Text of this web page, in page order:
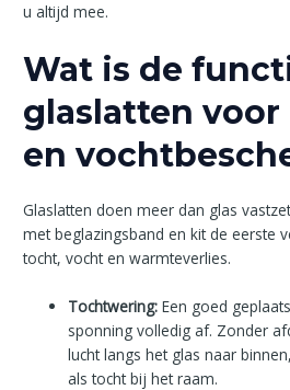
u altijd mee.
Wat is de
glaslatten
en
Glaslatten doen meer dan glas
met beglazingsband en kit de eerste
tocht, vocht en warmteverlies.
Tochtwering: Een goed
sponning volledig af. Zonder
lucht langs het glas naar
als tocht bij het raam.